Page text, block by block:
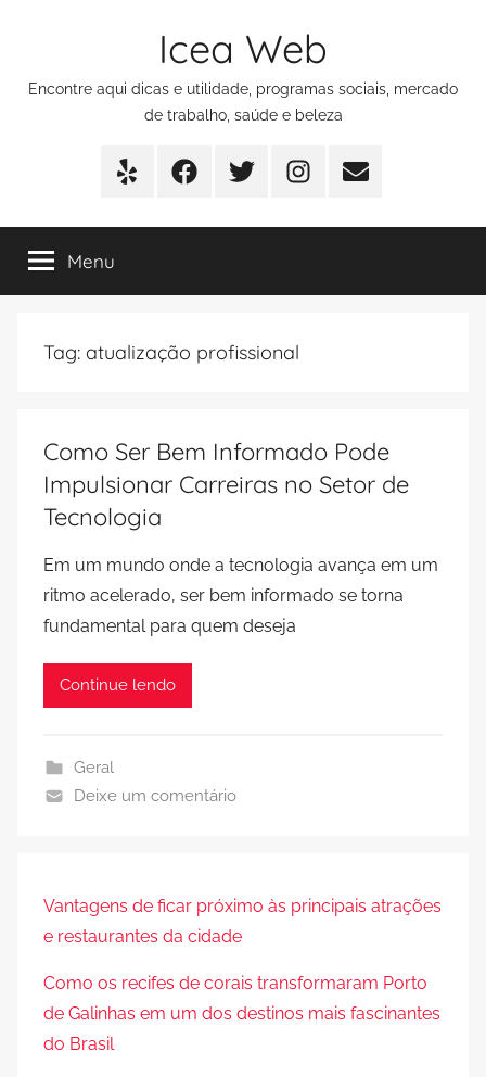
Icea Web
Encontre aqui dicas e utilidade, programas sociais, mercado
de trabalho, saúde e beleza
Yelp FacebookTwitter Instagram
E-
Menu
Tag: atualização profissional
Como Ser Bem Informado Pode
Impulsionar Carreiras no Setor de
Tecnologia
Em um mundo onde a tecnologia avança em um
ritmo acelerado, ser bem informado se torna
fundamental para quem deseja
Continue lendo
Geral
Deixe um comentário
Vantagens de ficar próximo às principais atrações
e restaurantes da cidade
Como os recifes de corais transformaram Porto
de Galinhas em um dos destinos mais fascinantes
do Brasil